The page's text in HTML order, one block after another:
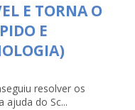
E TORNA O
E
resolver os
ajuda do Sc...